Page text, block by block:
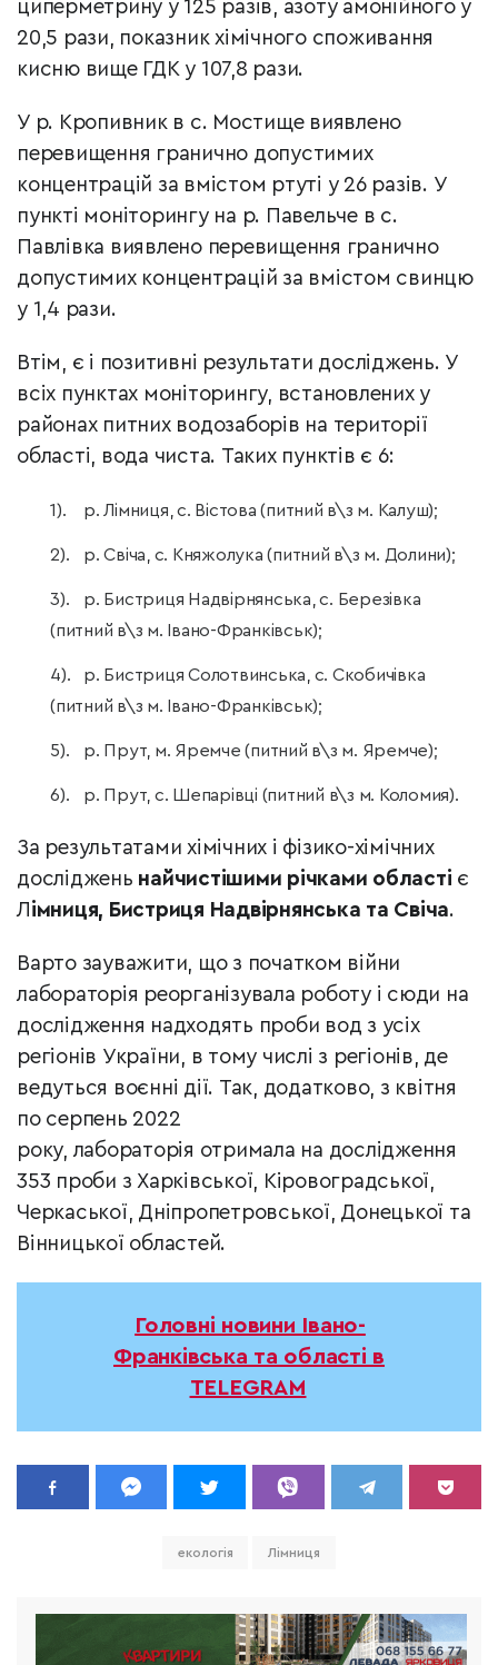
циперметрину у 125 разів, азоту амонійного у
20,5 рази, показник хімічного споживання
кисню вище ГДК у 107,8 рази.
У р. Кропивник в с. Мостище виявлено
перевищення гранично допустимих
концентрацій за вмістом ртуті у 26 разів. У
пункті моніторингу на р. Павельче в с.
Павлівка виявлено перевищення гранично
допустимих концентрацій за вмістом свинцю
у 1,4 рази.
Втім, є і позитивні результати досліджень. У
всіх пунктах моніторингу, встановлених у
районах питних водозаборів на території
області, вода чиста. Таких пунктів є 6:
р. Лімниця, с. Вістова (питний в\з м. Калуш);
р. Свіча, с. Княжолука (питний в\з м. Долини);
р. Бистриця Надвірнянська, с. Березівка
(питний в\з м. Івано-Франківськ);
р. Бистриця Солотвинська, с. Скобичівка
(питний в\з м. Івано-Франківськ);
р. Прут, м. Яремче (питний в\з м. Яремче);
р. Прут, с. Шепарівці (питний в\з м. Коломия).
За результатами хімічних і фізико-хімічних
досліджень найчистішими річками області є
Л імниця, Бистриця Надвірнянська та Свіча.
Варто зауважити, що з початком війни
лабораторія реорганізувала роботу і сюди на
дослідження надходять проби вод з усіх
регіонів України, в тому числі з регіонів, де
ведуться воєнні дії. Так, додатково, з квітня
по серпень 2022
року, лабораторія отримала на дослідження
353 проби з Харківської, Кіровоградської,
Черкаської, Дніпропетровської, Донецької та
Вінницької областей.
Головні новини Івано-
Франківська та області в
TELEGRAM
екологія Лімниця